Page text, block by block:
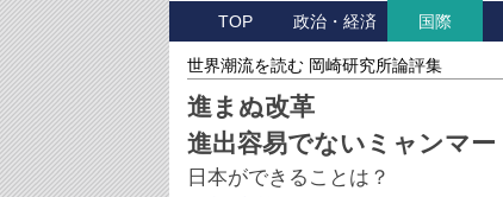
TOP 政治・経済 国際
世界潮流を読む 岡崎研究所論評集
進まぬ改革
進出容易でないミャンマー
日本ができることは？